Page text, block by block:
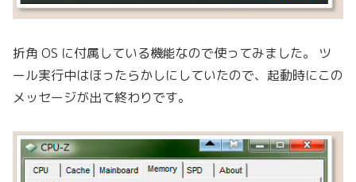
折角 OS に付属している機能なので使ってみました。 ツ
ール実行中はほったらかしにしていたので、起動時にこの
メッセージが出て終わりです。